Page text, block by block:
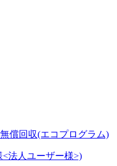
償回収(エコプログラム)
法人ユーザー様>)